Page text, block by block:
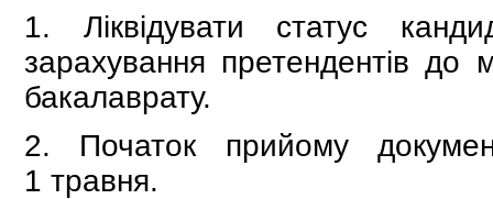
1. Ліквідувати статус
зарахування претендентів до
бакалаврату.
2. Початок прийому
1 травня.